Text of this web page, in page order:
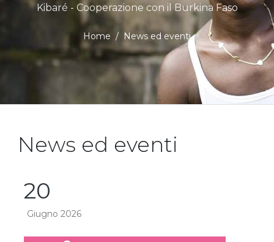
Kibaré - Cooperazione con il Burkina Faso
Home News ed eventi
News ed eventi
20
Giugno 2026